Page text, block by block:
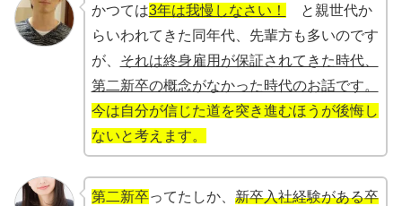
かつては3年は我慢しなさい！
と親世代か
らいわれてきた同年代、先輩方も多いのです
が、 それは終身雇用が保証されてきた時代、
第二新卒の概念がなかった時代のお話です。
今は自分が信じた道を突き進むほうが後悔し
ないと考えます。
第二新卒ってたしか、 新卒入社経験がある卒